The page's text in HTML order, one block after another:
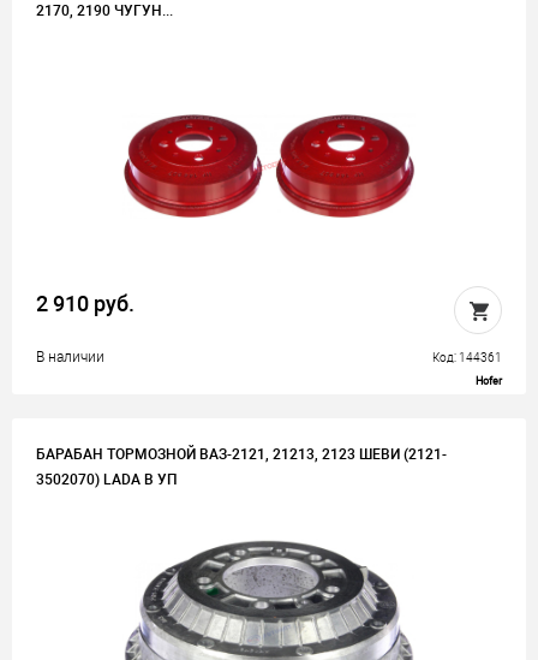
2170, 2190 ЧУГУН...
2 910 руб.
В наличии Код: 144361
Hofer
БАРАБАН ТОРМОЗНОЙ ВАЗ-2121, 21213, 2123 ШЕВИ (2121-
3502070) LADA В УП